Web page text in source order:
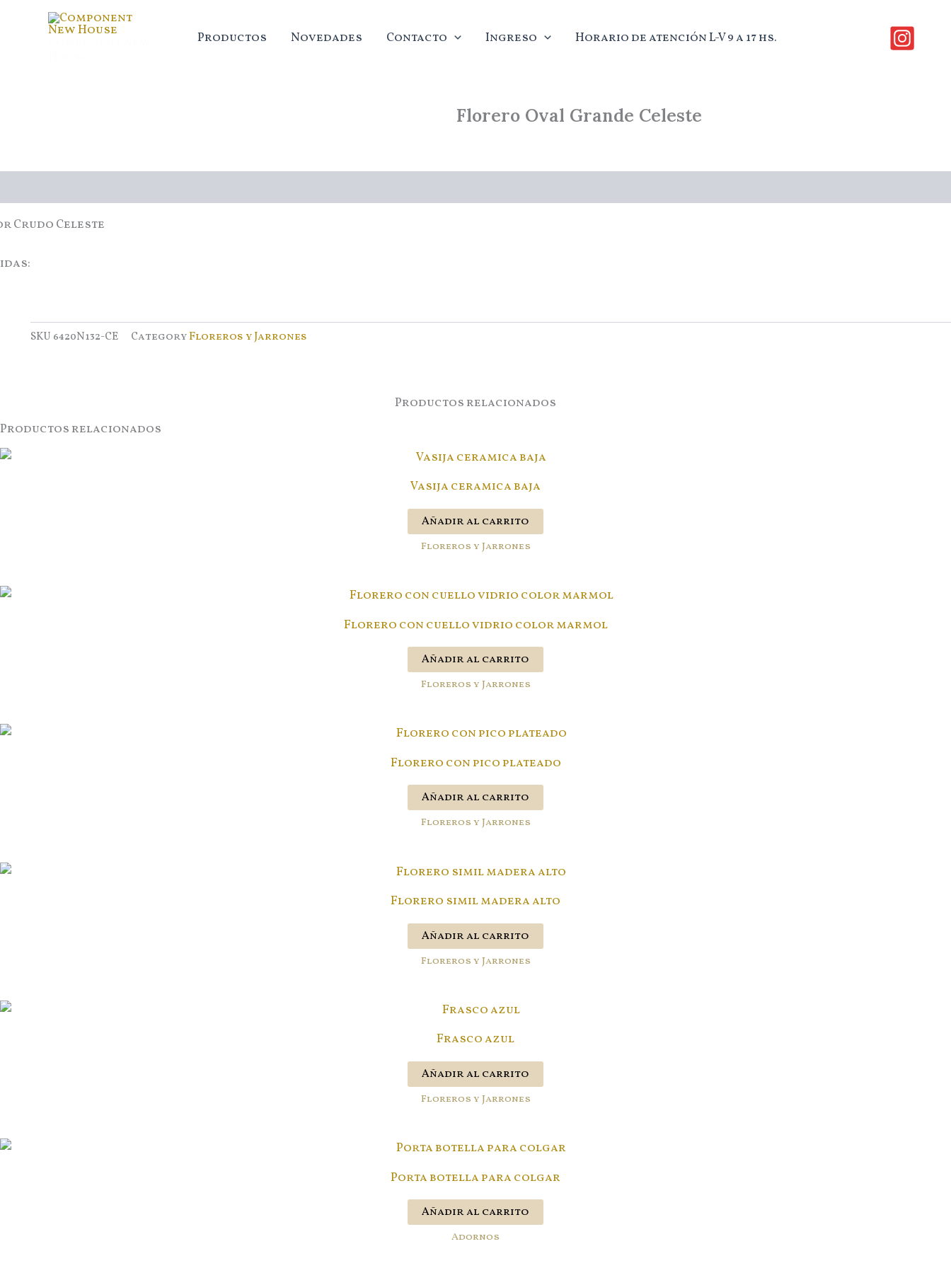
Productos Novedades Contacto Ingreso Horario de atención L-V 9 a 17 hs.
Florero Oval Grande Celeste
Crudo Celeste
SKU 6420N132-CE CategoryFloreros y Jarrones
Productos relacionados
Productos relacionados
Vasija ceramica baja
Añadir al carrito
Floreros y Jarrones
Florero con cuello vidrio color marmol
Añadir al carrito
Floreros y Jarrones
Florero con pico plateado
Añadir al carrito
Floreros y Jarrones
Florero simil madera alto
Añadir al carrito
Floreros y Jarrones
Frasco azul
Añadir al carrito
Floreros y Jarrones
Porta botella para colgar
Añadir al carrito
Adornos